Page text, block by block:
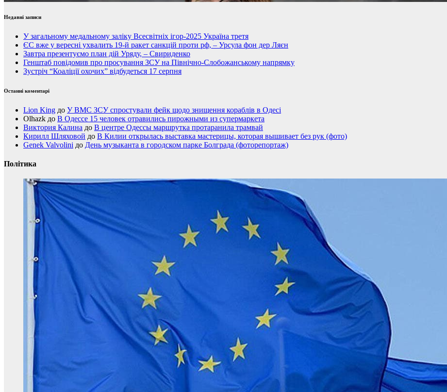
Недавні записи
У загальному медальному заліку Всесвітніх ігор-2025 Україна третя
ЄС вже у вересні ухвалить 19-й ракет санкцій проти рф, – Урсула фон дер Ляєн
Завтра презентуємо план дій Уряду, – Свириденко
Генштаб повідомив про просування ЗСУ на Північно-Слобожанському напрямку
Зустріч “Коаліції охочих” відбудеться 17 серпня
Останні коментарі
Lion King до У ВМС ЗСУ спростували фейк щодо знищення кораблів в Одесі
Olhazk до В Одессе 15 человек отравились пирожными из супермаркета
Виктория Калина до В центре Одессы маршрутка протаранила трамвай
Кирилл Шляховой до В Килии открылась выставка мастерицы, которая вышивает без рук (фото)
Genek Valvolini до День музыканта в городском парке Болграда (фоторепортаж)
Політика